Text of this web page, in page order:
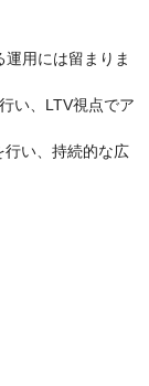
用には留まりま
い、LTV視点でア
行い、持続的な広